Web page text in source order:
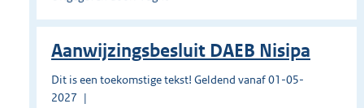
Aanwijzingsbesluit DAEB Nisipa
Dit is een toekomstige tekst! Geldend vanaf 01-05-
2027